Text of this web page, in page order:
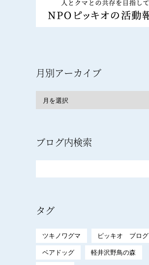
月別アーカイブ
ブログ内検索
タグ
ツキノワグマ ピッキオ ブログ
ベアドッグ 軽井沢野鳥の森